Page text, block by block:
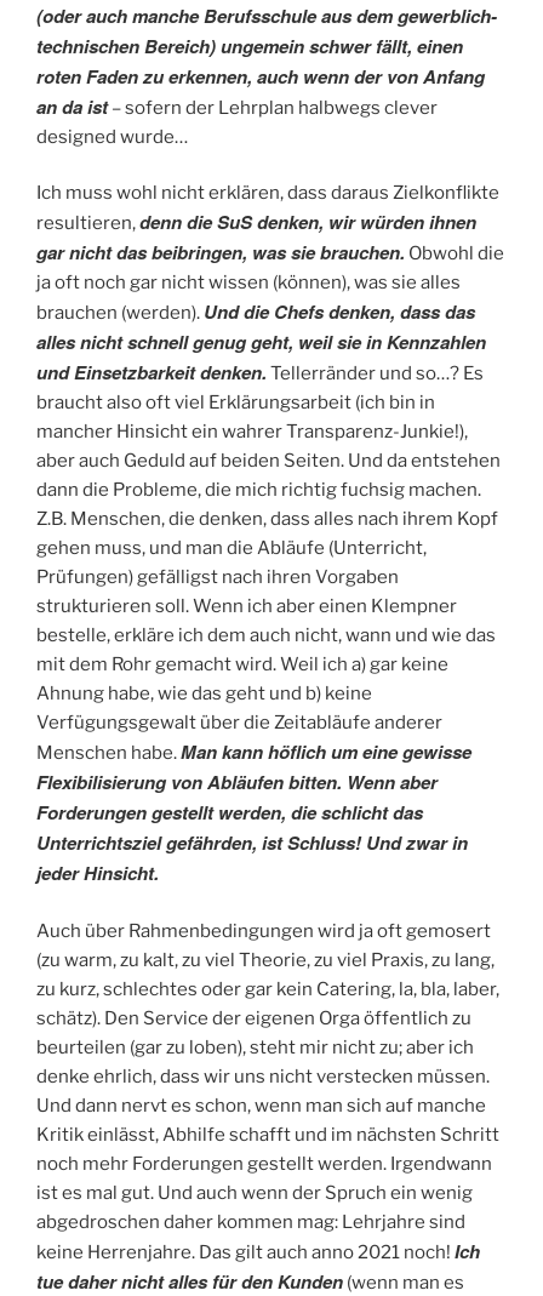
(oder auch manche Berufsschule aus dem gewerblich-
technischen Bereich) ungemein schwer fällt, einen
roten Faden zu erkennen, auch wenn der von Anfang
an da ist– sofern der Lehrplan halbwegs clever
designed wurde…
Ich muss wohl nicht erklären, dass daraus Zielkonflikte
resultieren,denn die SuS denken, wir würden ihnen
gar nicht das beibringen, was sie brauchen. Obwohl die
ja oft noch gar nicht wissen (können), was sie alles
brauchen (werden). Und die Chefs denken, dass das
alles nicht schnell genug geht, weil sie in Kennzahlen
und Einsetzbarkeit denken. Tellerränder und so…? Es
braucht also oft viel Erklärungsarbeit (ich bin in
mancher Hinsicht ein wahrer Transparenz-Junkie!),
aber auch Geduld auf beiden Seiten. Und da entstehen
dann die Probleme, die mich richtig fuchsig machen.
Z.B. Menschen, die denken, dass alles nach ihrem Kopf
gehen muss, und man die Abläufe (Unterricht,
Prüfungen) gefälligst nach ihren Vorgaben
strukturieren soll. Wenn ich aber einen Klempner
bestelle, erkläre ich dem auch nicht, wann und wie das
mit dem Rohr gemacht wird. Weil ich a) gar keine
Ahnung habe, wie das geht und b) keine
Verfügungsgewalt über die Zeitabläufe anderer
Menschen habe.Man kann höflich um eine gewisse
Flexibilisierung von Abläufen bitten. Wenn aber
Forderungen gestellt werden, die schlicht das
Unterrichtsziel gefährden, ist Schluss! Und zwar in
jeder Hinsicht.
Auch über Rahmenbedingungen wird ja oft gemosert
(zu warm, zu kalt, zu viel Theorie, zu viel Praxis, zu lang,
zu kurz, schlechtes oder gar kein Catering, la, bla, laber,
schätz). Den Service der eigenen Orga öffentlich zu
beurteilen (gar zu loben), steht mir nicht zu; aber ich
denke ehrlich, dass wir uns nicht verstecken müssen.
Und dann nervt es schon, wenn man sich auf manche
Kritik einlässt, Abhilfe schafft und im nächsten Schritt
noch mehr Forderungen gestellt werden. Irgendwann
ist es mal gut. Und auch wenn der Spruch ein wenig
abgedroschen daher kommen mag: Lehrjahre sind
keine Herrenjahre. Das gilt auch anno 2021 noch! Ich
tue daher nicht alles für den Kunden (wenn man es